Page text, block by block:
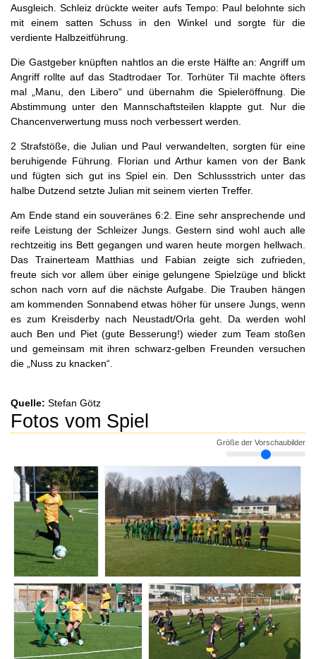
Ausgleich. Schleiz drückte weiter aufs Tempo: Paul belohnte sich
mit einem satten Schuss in den Winkel und sorgte für die
verdiente Halbzeitführung.
Die Gastgeber knüpften nahtlos an die erste Hälfte an: Angriff um
Angriff rollte auf das Stadtrodaer Tor. Torhüter Til machte öfters
mal „Manu, den Libero“ und übernahm die Spieleröffnung. Die
Abstimmung unter den Mannschaftsteilen klappte gut. Nur die
Chancenverwertung muss noch verbessert werden.
2 Strafstöße, die Julian und Paul verwandelten, sorgten für eine
beruhigende Führung. Florian und Arthur kamen von der Bank
und fügten sich gut ins Spiel ein. Den Schlussstrich unter das
halbe Dutzend setzte Julian mit seinem vierten Treffer.
Am Ende stand ein souveränes 6:2. Eine sehr ansprechende und
reife Leistung der Schleizer Jungs. Gestern sind wohl auch alle
rechtzeitig ins Bett gegangen und waren heute morgen hellwach.
Das Trainerteam Matthias und Fabian zeigte sich zufrieden,
freute sich vor allem über einige gelungene Spielzüge und blickt
schon nach vorn auf die nächste Aufgabe. Die Trauben hängen
am kommenden Sonnabend etwas höher für unsere Jungs, wenn
es zum Kreisderby nach Neustadt/Orla geht. Da werden wohl
auch Ben und Piet (gute Besserung!) wieder zum Team stoßen
und gemeinsam mit ihren schwarz-gelben Freunden versuchen
die „Nuss zu knacken“.
Quelle: Stefan Götz
Fotos vom Spiel
Größe der Vorschaubilder